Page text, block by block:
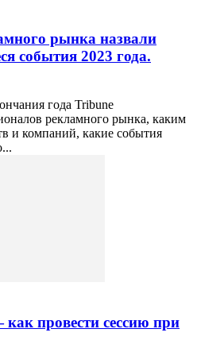
рынка назвали
события 2023 года.
года Tribune
рекламного рынка, каким
и компаний, какие события
провести сессию при